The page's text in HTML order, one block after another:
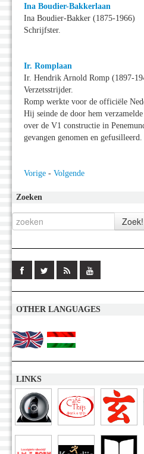
Ina Boudier-Bakkerlaan
Ina Boudier-Bakker (1875-1966)
Schrijfster.
Ir. Romplaan
Ir. Hendrik Arnold Romp (1897-
Verzetsstrijder.
Romp werkte voor de officiële
Hij seinde de door hem
over de V1 constructie in
gevangen genomen en gefusilleerd.
Vorige - Volgende
Zoeken
OTHER LANGUAGES
LINKS